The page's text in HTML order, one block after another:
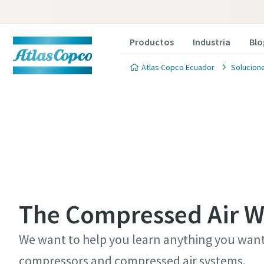
Productos Industria
Atlas Copco Ecuador
The Compressed Air
We want to help you learn anything you
compressors and compressed air systems.